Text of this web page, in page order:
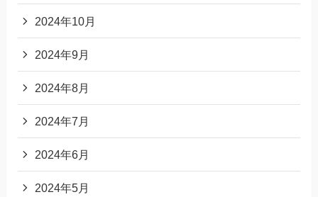
2024年10月
2024年9月
2024年8月
2024年7月
2024年6月
2024年5月